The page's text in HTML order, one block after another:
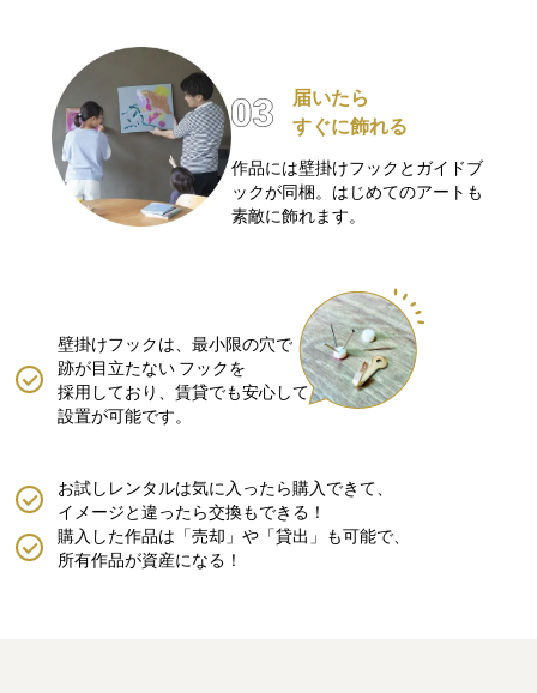
届いたら
すぐに飾れる
作品には壁掛けフックとガイドブ
ックが同梱。はじめてのアートも
素敵に飾れます。
壁掛けフックは、最小限の穴で
跡が目立たない フックを
採用しており、賃貸でも安心して
設置が可能です。
購入した作品は「売却」や「貸出」も可能で、
所有作品が資産になる！
お試しレンタルは気に入ったら購入できて、
イメージと違ったら交換もできる！